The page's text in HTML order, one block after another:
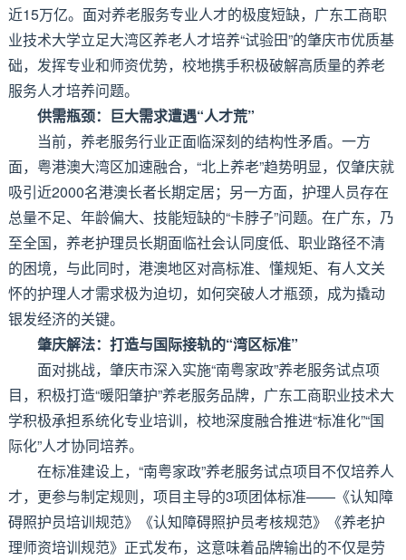
近15万亿。面对养老服务专业人才的极度短缺，广东工商职
业技术大学立足大湾区养老人才培养“试验田”的肇庆市优质基
础，发挥专业和师资优势，校地携手积极破解高质量的养老
服务人才培养问题。
供需瓶颈：巨大需求遭遇“人才荒”
当前，养老服务行业正面临深刻的结构性矛盾。一方
面，粤港澳大湾区加速融合，“北上养老”趋势明显，仅肇庆就
吸引近2000名港澳长者长期定居；另一方面，护理人员存在
总量不足、年龄偏大、技能短缺的“卡脖子”问题。在广东，乃
至全国，养老护理员长期面临社会认同度低、职业路径不清
的困境，与此同时，港澳地区对高标准、懂规矩、有人文关
怀的护理人才需求极为迫切，如何突破人才瓶颈，成为撬动
银发经济的关键。
肇庆解法：打造与国际接轨的“湾区标准”
面对挑战，肇庆市深入实施“南粤家政”养老服务试点项
目，积极打造“暖阳肇护”养老服务品牌，广东工商职业技术大
学积极承担系统化专业培训，校地深度融合推进“标准化”“国
际化”人才协同培养。
在标准建设上，“南粤家政”养老服务试点项目不仅培养人
才，更参与制定规则，项目主导的3项团体标准——《认知障
碍照护员培训规范》《认知障碍照护员考核规范》《养老护
理师资培训规范》正式发布，这意味着品牌输出的不仅是劳